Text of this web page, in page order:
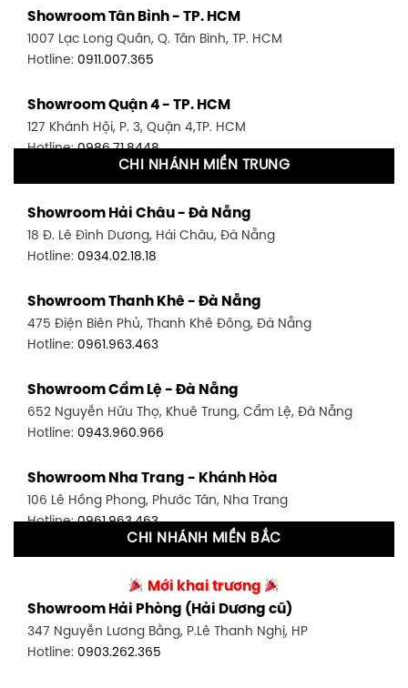
Showroom Tân Bình - TP. HCM
1007 Lạc Long Quân, Q. Tân Bình, TP. HCM
Hotline: 0911.007.365
Showroom Quận 4 - TP. HCM
127 Khánh Hội, P. 3, Quận 4,TP. HCM
Hotline:0986.71.8448
1411 Đường 3/2, P. 16, Quận 11, TP. HCM
Hotline:0906.256.759
1448 Huỳnh Tấn Phát, Phú Thuận, Quận 7, TP HCM
Hotline:0946.480.580
348 Đ. Bạch Đằng, P. 14, Bình Thạnh, TP HCM
Hotline:0902.716.230
591 Hoàng Văn Thụ, P. 4, Tân Bình, TP HCM
Hotline:0906.256.759
Showroom Tân Bình 2 - TP. HCM
0986.71.8448
Showroom Thuận An - Bình Dương
66 đường DT743, An Phú, Thuận An, Bình Dương
CHI NHÁNH MIỀN TRUNG
Showroom Hải Châu - Đà Nẵng
18 Đ. Lê Đình Dương, Hải Châu, Đà Nẵng
Hotline: 0934.02.18.18
Showroom Thanh Khê - Đà Nẵng
475 Điện Biên Phủ, Thanh Khê Đông, Đà Nẵng
Hotline: 0961.963.463
Showroom Cẩm Lệ - Đà Nẵng
652 Nguyễn Hữu Thọ, Khuê Trung, Cẩm Lệ, Đà Nẵng
Hotline: 0943.960.966
Showroom Nha Trang - Khánh Hòa
106 Lê Hồng Phong, Phước Tân, Nha Trang
Hotline:0961.963.463
27-29 Nguyễn Sỹ Sách, Hưng Bình, TP Vinh, Nghệ An
Hotline:0943.960.966
Showroom Buôn Ma Thuột
CHI NHÁNH MIỀN BẮC
Mới khai trương
Showroom Hải Phòng (Hải Dương cũ)
347 Nguyễn Lương Bằng, P.Lê Thanh Nghị, HP
Hotline: 0903.262.365